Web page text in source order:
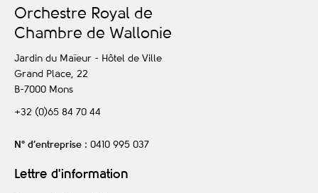
Orchestre Royal de
Chambre de Wallonie
Jardin du Maïeur - Hôtel de Ville
Grand Place, 22
B-7000 Mons
+32 (0)65 84 70 44
N° d’entreprise : 0410 995 037
Lettre d'information